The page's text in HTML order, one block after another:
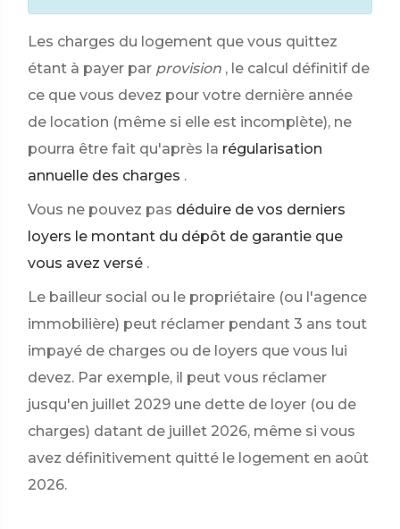
Les charges du logement que vous quittez
étant à payer par provision , le calcul définitif de
ce que vous devez pour votre dernière année
de location (même si elle est incomplète), ne
pourra être fait qu'après la régularisation
annuelle des charges .
Vous ne pouvez pas déduire de vos derniers
loyers le montant du dépôt de garantie que
vous avez versé .
Le bailleur social ou le propriétaire (ou l'agence
immobilière) peut réclamer pendant 3 ans tout
impayé de charges ou de loyers que vous lui
devez. Par exemple, il peut vous réclamer
jusqu'en juillet 2029 une dette de loyer (ou de
charges) datant de juillet 2026, même si vous
avez définitivement quitté le logement en août
2026.